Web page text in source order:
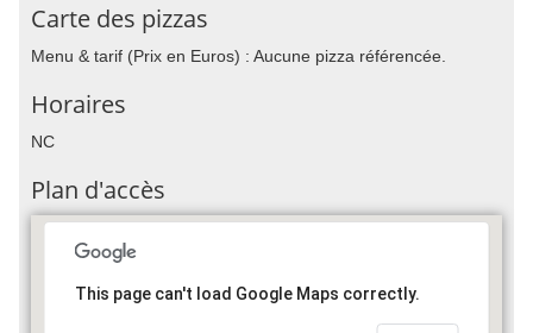
Carte des pizzas
Menu & tarif (Prix en Euros) : Aucune pizza référencée.
Horaires
NC
Plan d'accès
This page can't load Google Maps correctly.